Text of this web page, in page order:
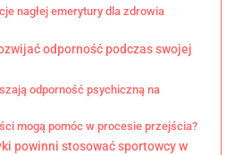
nagłej emerytury dla zdrowia
odporność podczas swojej
odporność psychiczną na
mogą pomóc w procesie przejścia?
powinni stosować sportowcy w